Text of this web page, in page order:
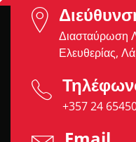
Διασταύρωση
Ελευθερίας,
+357 24